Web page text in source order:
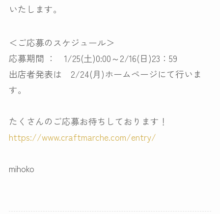
いたします。
＜ご応募のスケジュール＞
応募期間 ： 1/25(土)0:00～2/16(日)23：59
出店者発表は 2/24(月)ホームページにて行いま
す。
たくさんのご応募お待ちしております！
https://www.craftmarche.com/entry/
mihoko